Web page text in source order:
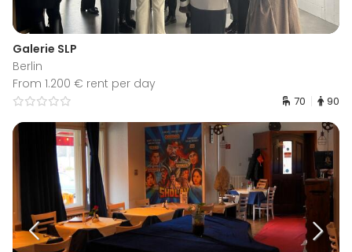
Galerie SLP
Berlin
From 1.200 € rent per day
70 90